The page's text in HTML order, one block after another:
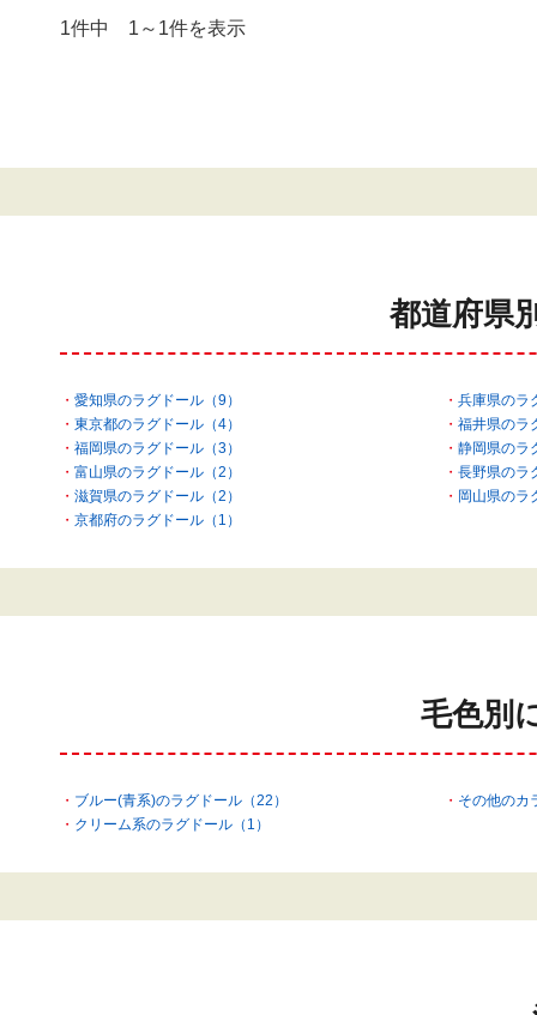
1件中 1～1件を表示
都道府県
愛知県のラグドール（9）
兵庫県のラ
東京都のラグドール（4）
福井県のラ
福岡県のラグドール（3）
静岡県のラ
富山県のラグドール（2）
長野県のラ
滋賀県のラグドール（2）
岡山県のラ
京都府のラグドール（1）
毛色別
ブルー(青系)のラグドール（22）
その他のカ
クリーム系のラグドール（1）